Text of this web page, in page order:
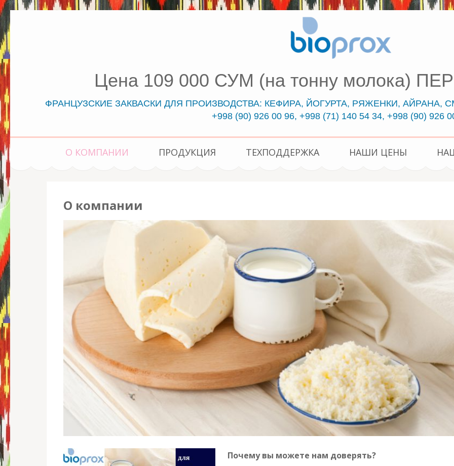
Цена 109 000 СУМ (на тонну молока)
ФРАНЦУЗСКИЕ ЗАКВАСКИ ДЛЯ ПРОИЗВОДСТВА: КЕФИРА, ЙОГУРТА, РЯЖЕНКИ, АЙРАНА,
+998 (90) 926 00 96, +998 (71) 140 54 34, +998 (90) 926
О КОМПАНИИ ПРОДУКЦИЯ ТЕХПОДДЕРЖКА НАШИ ЦЕНЫ
О компании
Почему вы можете нам доверять?